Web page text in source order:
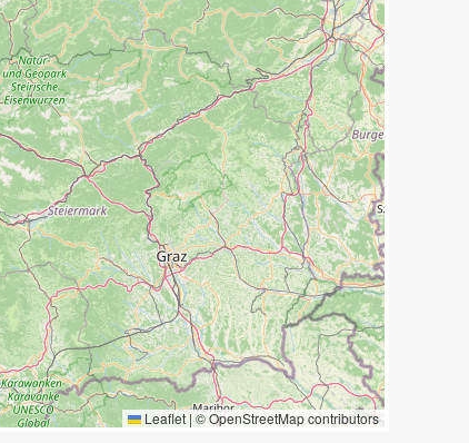
Leaflet |©OpenStreetMapcontributors